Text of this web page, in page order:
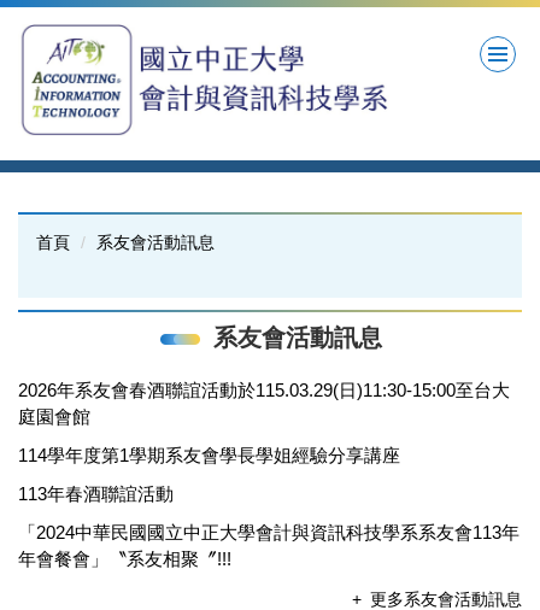
到
區
首頁 系友會活動訊息
系友會活動訊息
2026年系友會春酒聯誼活動於115.03.29(日)11:30-15:00至台大
庭園會館
114學年度第1學期系友會學長學姐經驗分享講座
113年春酒聯誼活動
「2024中華民國國立中正大學會計與資訊科技學系系友會113年
年會餐會」〝系友相聚〞!!!
更多系友會活動訊息